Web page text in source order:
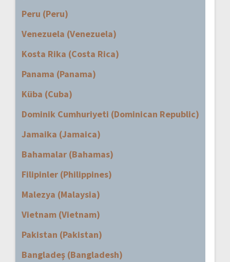
Peru (Peru)
Venezuela (Venezuela)
Kosta Rika (Costa Rica)
Panama (Panama)
Küba (Cuba)
Dominik Cumhuriyeti (Dominican Republic)
Jamaika (Jamaica)
Bahamalar (Bahamas)
Filipinler (Philippines)
Malezya (Malaysia)
Vietnam (Vietnam)
Pakistan (Pakistan)
Bangladeş (Bangladesh)